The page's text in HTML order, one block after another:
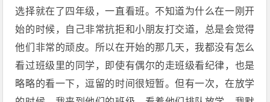
选择就在了四年级，一直看班。不知道为什么在一刚开
始的时候，自己非常抗拒和小朋友打交道，总是会觉得
他们非常的顽皮。所以在开始的那几天，我都没有怎么
看过班级里的同学，即使有偶尔的走班级看纪律，也是
略略的看一下，逗留的时间很短暂。但有一次，在放学